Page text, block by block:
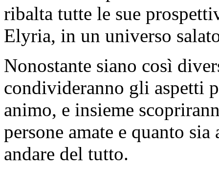
ribalta tutte le sue
Elyria, in un universo
Nonostante siano così
condivideranno gli aspetti
animo, e insieme
persone amate e quanto
andare del tutto.